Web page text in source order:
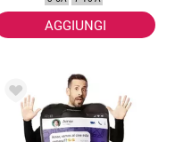
AGGIUNGI